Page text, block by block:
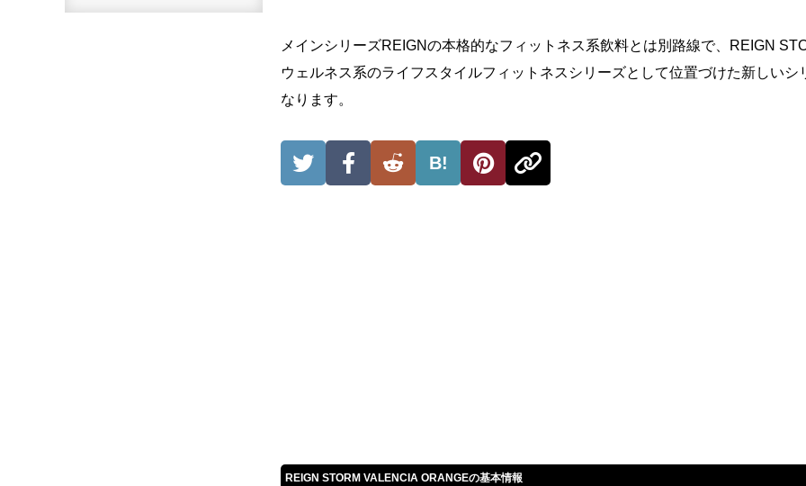
メインシリーズREIGNの本格的なフィットネス系飲料とは別路線で、REIGN
ウェルネス系のライフスタイルフィットネスシリーズとして位置づけた新しいシ
なります。
B!
REIGN STORM VALENCIA ORANGEの基本情報